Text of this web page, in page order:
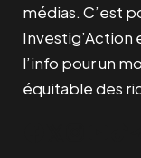
médias. C’est
Investig’Action
l’info pour un
équitable des